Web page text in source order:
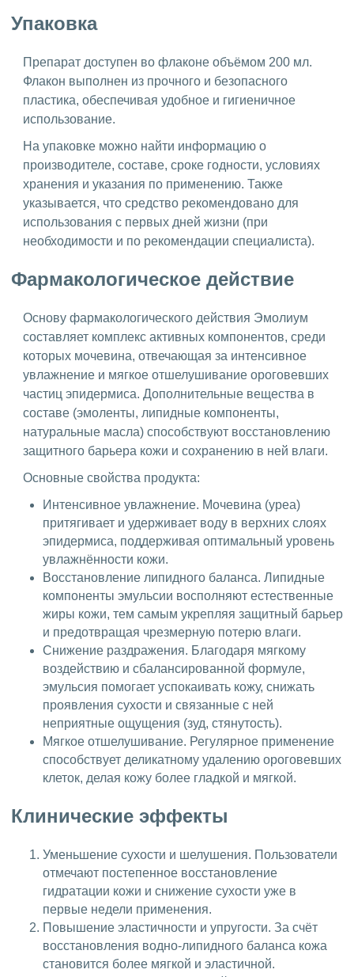
Упаковка
Препарат доступен во флаконе объёмом 200 мл.
Флакон выполнен из прочного и безопасного
пластика, обеспечивая удобное и гигиеничное
использование.
На упаковке можно найти информацию о
производителе, составе, сроке годности, условиях
хранения и указания по применению. Также
указывается, что средство рекомендовано для
использования с первых дней жизни (при
необходимости и по рекомендации специалиста).
Фармакологическое действие
Основу фармакологического действия Эмолиум
составляет комплекс активных компонентов, среди
которых мочевина, отвечающая за интенсивное
увлажнение и мягкое отшелушивание ороговевших
частиц эпидермиса. Дополнительные вещества в
составе (эмоленты, липидные компоненты,
натуральные масла) способствуют восстановлению
защитного барьера кожи и сохранению в ней влаги.
Основные свойства продукта:
Интенсивное увлажнение. Мочевина (уреа)
притягивает и удерживает воду в верхних слоях
эпидермиса, поддерживая оптимальный уровень
увлажнённости кожи.
Восстановление липидного баланса. Липидные
компоненты эмульсии восполняют естественные
жиры кожи, тем самым укрепляя защитный барьер
и предотвращая чрезмерную потерю влаги.
Снижение раздражения. Благодаря мягкому
воздействию и сбалансированной формуле,
эмульсия помогает успокаивать кожу, снижать
проявления сухости и связанные с ней
неприятные ощущения (зуд, стянутость).
Мягкое отшелушивание. Регулярное применение
способствует деликатному удалению ороговевших
клеток, делая кожу более гладкой и мягкой.
Клинические эффекты
Уменьшение сухости и шелушения. Пользователи
отмечают постепенное восстановление
гидратации кожи и снижение сухости уже в
первые недели применения.
Повышение эластичности и упругости. За счёт
восстановления водно-липидного баланса кожа
становится более мягкой и эластичной.